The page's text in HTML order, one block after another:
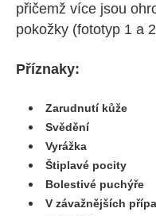
přičemž více jsou
pokožky (fototyp 1 a
Příznaky:
Zarudnutí kůže
Svědění
Vyrážka
Štiplavé pocity
Bolestivé puchýře
V závažnějších